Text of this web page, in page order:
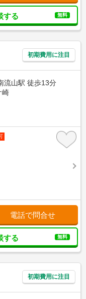
する 無料
初期費用に注目
流山駅 徒歩13分
崎
電話で問合せ
する 無料
初期費用に注目